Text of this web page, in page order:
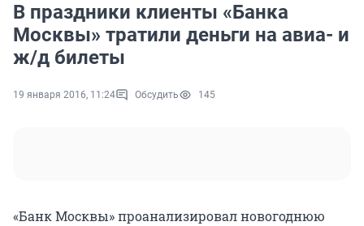
В праздники клиенты «Банка
Москвы» тратили деньги на авиа- и
ж/д билеты
19 января 2016, 11:24 Обсудить 145
«Банк Москвы» проанализировал новогоднюю